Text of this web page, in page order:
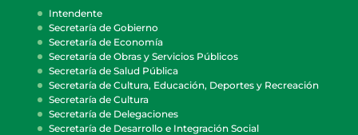
Intendente
Secretaría de Gobierno
Secretaría de Economía
Secretaría de Obras y Servicios Públicos
Secretaría de Salud Pública
Secretaría de Cultura, Educación, Deportes y Recreación
Secretaría de Cultura
Secretaría de Delegaciones
Secretaría de Desarrollo e Integración Social